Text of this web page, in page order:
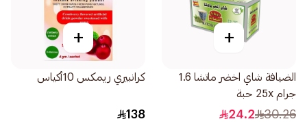
+
الضيافة شاي اخضر ماتشا 1.6
جرام 25x حبة
30.26
24.2
+
كرانبيري ريمكس 10أكياس
138